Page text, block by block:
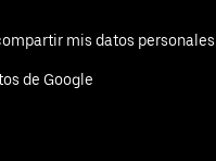
mis datos personales
de Google